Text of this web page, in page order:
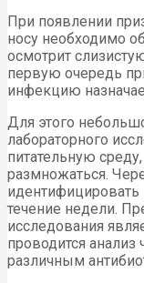
При появлении
носу необходимо
осмотрит
первую очередь
инфекцию
Для этого
лабораторного
питательную
размножаться.
идентифицировать
течение недели.
исследования
проводится анализ
различным